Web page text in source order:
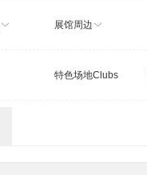
展馆周边
特色场地Clubs